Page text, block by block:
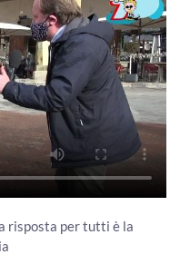
risposta per tutti è la